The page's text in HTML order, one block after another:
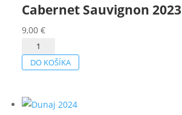
Cabernet Sauvignon 2023
9,00€
množstvo
Cabernet
DO KOŠÍKA